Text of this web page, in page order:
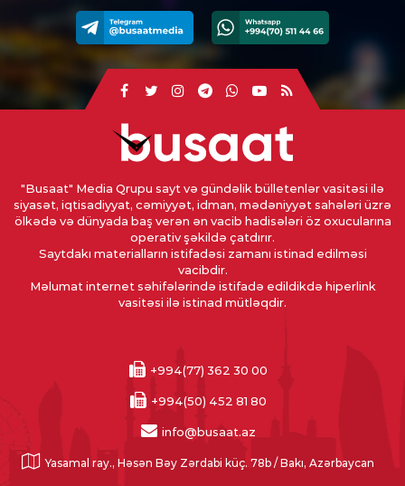
"Busaat" Media Qrupu sayt və gündəlik bülletenlər vasitəsi ilə
siyasət, iqtisadiyyat, cəmiyyət, idman, mədəniyyət sahələri üzrə
ölkədə və dünyada baş verən ən vacib hadisələri öz oxucularına
operativ şəkildə çatdırır.
Saytdakı materialların istifadəsi zamanı istinad edilməsi
vacibdir.
Məlumat internet səhifələrində istifadə edildikdə hiperlink
vasitəsi ilə istinad mütləqdir.
+994(77) 362 30 00
+994(50) 452 81 80
info@busaat.az
Yasamal ray., Həsən Bəy Zərdabi küç. 78b / Bakı, Azərbaycan